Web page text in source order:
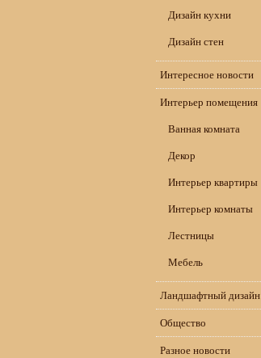
Дизайн кухни
Дизайн стен
Интересное новости
Интерьер помещения
Ванная комната
Декор
Интерьер квартиры
Интерьер комнаты
Лестницы
Мебель
Ландшафтный дизайн
Общество
Разное новости